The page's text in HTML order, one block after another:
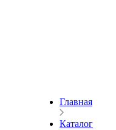
Главная
Каталог